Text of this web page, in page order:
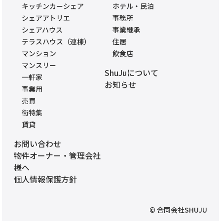
キッチンカーシェア
シェアアトリエ
シェアハウス
テラスハウス（連棟）
マンション
マンスリー
一軒家
事業用
売買
街特集
賃貸
ホテル・民泊
事務所
事業継承
住居
飲食店
ShuJuについて
お知らせ
お問い合わせ
物件オーナー・管理会社
様へ
個人情報保護方針
© 合同会社SHUJU